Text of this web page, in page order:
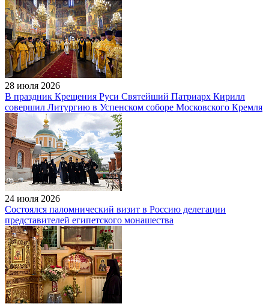
28 июля 2026
В праздник Крещения Руси Святейший Патриарх Кирилл
совершил Литургию в Успенском соборе Московского Кремля
24 июля 2026
Состоялся паломнический визит в Россию делегации
представителей египетского монашества